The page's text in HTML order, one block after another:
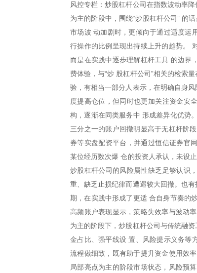
风控专栏：炒股杠杆公司在指数波动率
为主的阶段中，围绕“炒股杠杆公司” 的
市场波 动加剧时，更倾向于通过适度运
行操作的比例呈现出持续上升的趋势。
而是在实践中逐步理解杠杆工具 的边界
费体验，与“炒 股杠杆公司”相关的检索
验，有相当一部分人表示，在明确自身
度提高仓位，但同时也更加关注资金安
构，逐渐在同类服务中 形成差异化优势
三分之一的账户回撤明显高于无杠杆阶
券等实盘配资平台，并通过恒信证券官
某位经历数次爆 仓的投资人承认，未设
炒股杠杆公司的风险属性缺乏足够认识
重、缺乏止损纪律而遭遇较大回撤。也
期，在实践中形成了更适 合自身节奏的
高频账户表现显示，策略失效率与波动
为主的阶段下，炒股杠杆公司与传统融
金占比、强平线设 置、风险提示义务等
流程做细致，既有助于提升资金使用效
局部亮点为主的阶段市场状态，风险预